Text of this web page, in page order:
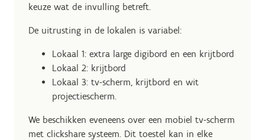
keuze wat de invulling betreft.
De uitrusting in de lokalen is variabel:
Lokaal 1: extra large digibord en een krijtbord
Lokaal 2: krijtbord
Lokaal 3: tv-scherm, krijtbord en wit
projectiescherm.
We beschikken eveneens over een mobiel tv-scherm
met clickshare systeem. Dit toestel kan in elke